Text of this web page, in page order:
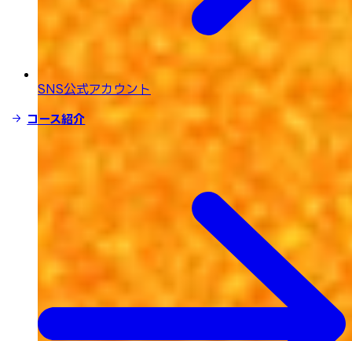
SNS公式アカウント
コース紹介